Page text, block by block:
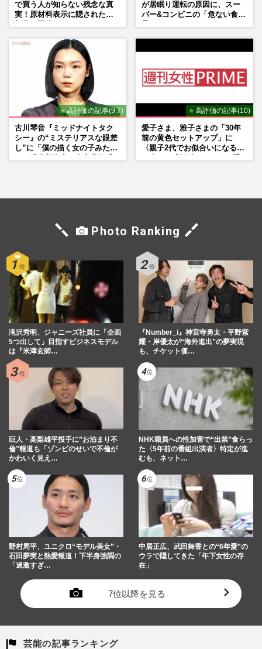
で買う人が知らない残念な真
実！原材料表示に隠された添
が居眠り運転の原因に、スー
パー&コンビニの「危ない食
⭐ 高評価の記事(9.7)
古川琴音『ミッドナイトタク
シー』の“ミステリアスな眼差
し”に「僕の描く女の子みた
⭐ 高評価の記事(10)
愛子さま、雅子さまの「30年
前の黄色セットアップ」に
〈親子2代でお似合いになる〉
Photo Ranking
滝沢秀明、ジャニーズ社員に「企画
5つ出して」目指すビジネスモデル
は『米津玄師…
『Number_i』神宮寺勇太・平野紫
耀・岸優太が“海外進出”の夢実現
も、チケット価…
巨人・高梨雄平投手に”お泊まり不
倫”報道も「ゾンビのせいで不倫が
かわいく見え…
NHK職員への性加害で“出禁”食らっ
た〈5年前の番組出演者〉特定が進
むも、ネット…
野村周平、ユニクロ“モデル美女”・
石田夢実と熱愛報道！下半身強調の
「過激すぎ…
中居正広、武田舞香との“6年愛”の
ウラで隠してきた「年下女性の存
在」
7位以降を見る
芸能の記事ランキング